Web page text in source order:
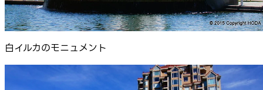
白イルカのモニュメント